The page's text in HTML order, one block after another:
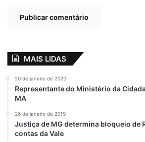
MAIS LIDAS
20 de janeiro de 2020
Representante do Ministério da
MA
26 de janeiro de 2019
Justiça de MG determina bloqueio de
contas da Vale